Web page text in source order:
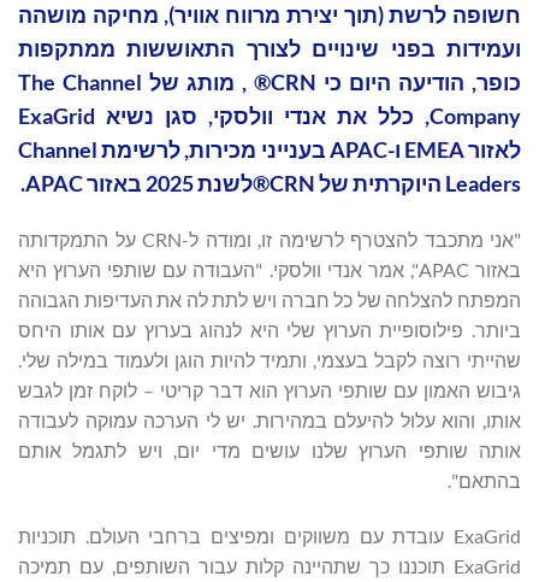
חשופה לרשת (תוך יצירת מרווח אוויר), מחיקה מושהה
ועמידות בפני שינויים לצורך התאוששות ממתקפות
כופר, הודיעה היום כי CRN® , מותג של The Channel
Company, כלל את אנדי וולסקי, סגן נשיא ExaGrid
לאזור EMEA ו-APAC בענייני מכירות, לרשימת Channel
Leaders היוקרתית של CRN®לשנת 2025 באזור APAC.
"אני מתכבד להצטרף לרשימה זו, ומודה ל-CRN על התמקדותה
באזור APAC", אמר אנדי וולסקי. "העבודה עם שותפי הערוץ היא
המפתח להצלחה של כל חברה ויש לתת לה את העדיפות הגבוהה
ביותר. פילוסופיית הערוץ שלי היא לנהוג בערוץ עם אותו היחס
שהייתי רוצה לקבל בעצמי, ותמיד להיות הוגן ולעמוד במילה שלי.
גיבוש האמון עם שותפי הערוץ הוא דבר קריטי – לוקח זמן לגבש
אותו, והוא עלול להיעלם במהירות. יש לי הערכה עמוקה לעבודה
אותה שותפי הערוץ שלנו עושים מדי יום, ויש לתגמל אותם
בהתאם".
ExaGrid עובדת עם משווקים ומפיצים ברחבי העולם. תוכניות
ExaGrid תוכננו כך שתהיינה קלות עבור השותפים, עם תמיכה